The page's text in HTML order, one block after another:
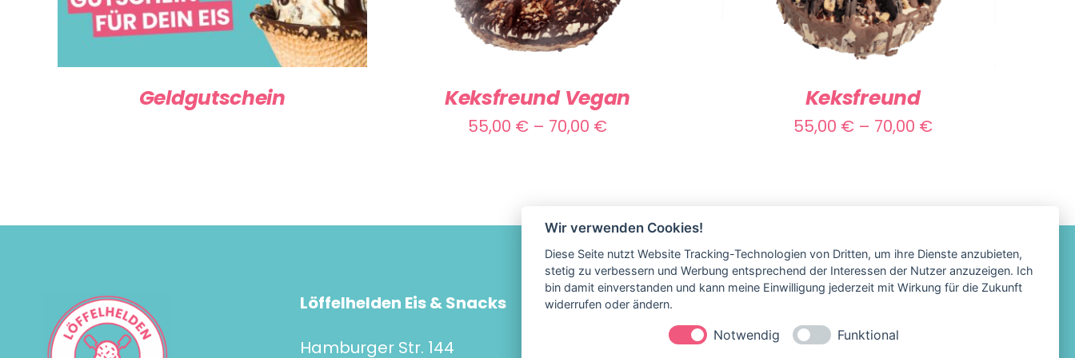
Geldgutschein
WEIST
MEHRERE
AUF.
DIE
DER
PRODUKTSEITE
GEWÄHLT
WERDEN
Keksfreund Vegan
55,00 € – 70,00 €Preisspanne:
WEIST
MEHRERE
AUF.
DIE
PRODUKTSEITE
GEWÄHLT
Keksfreund
55,00 € – 70,00 €Preisspanne:
Löffelhelden Eis & Snacks
Hamburger Str. 144
Impressum
Datenschutz
Wir verwenden Cookies!
Diese Seite nutzt Website Tracking-Technologien von Dritten, um ihre Dienste anzubieten,
stetig zu verbessern und Werbung entsprechend der Interessen der Nutzer anzuzeigen. Ich
bin damit einverstanden und kann meine Einwilligung jederzeit mit Wirkung für die Zukunft
widerrufen oder ändern.
Notwendig Funktional